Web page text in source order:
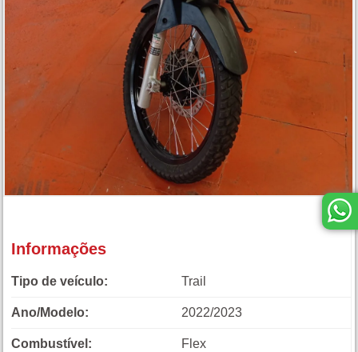
Informações
Tipo de veículo: Trail
Ano/Modelo: 2022/2023
Combustível: Flex